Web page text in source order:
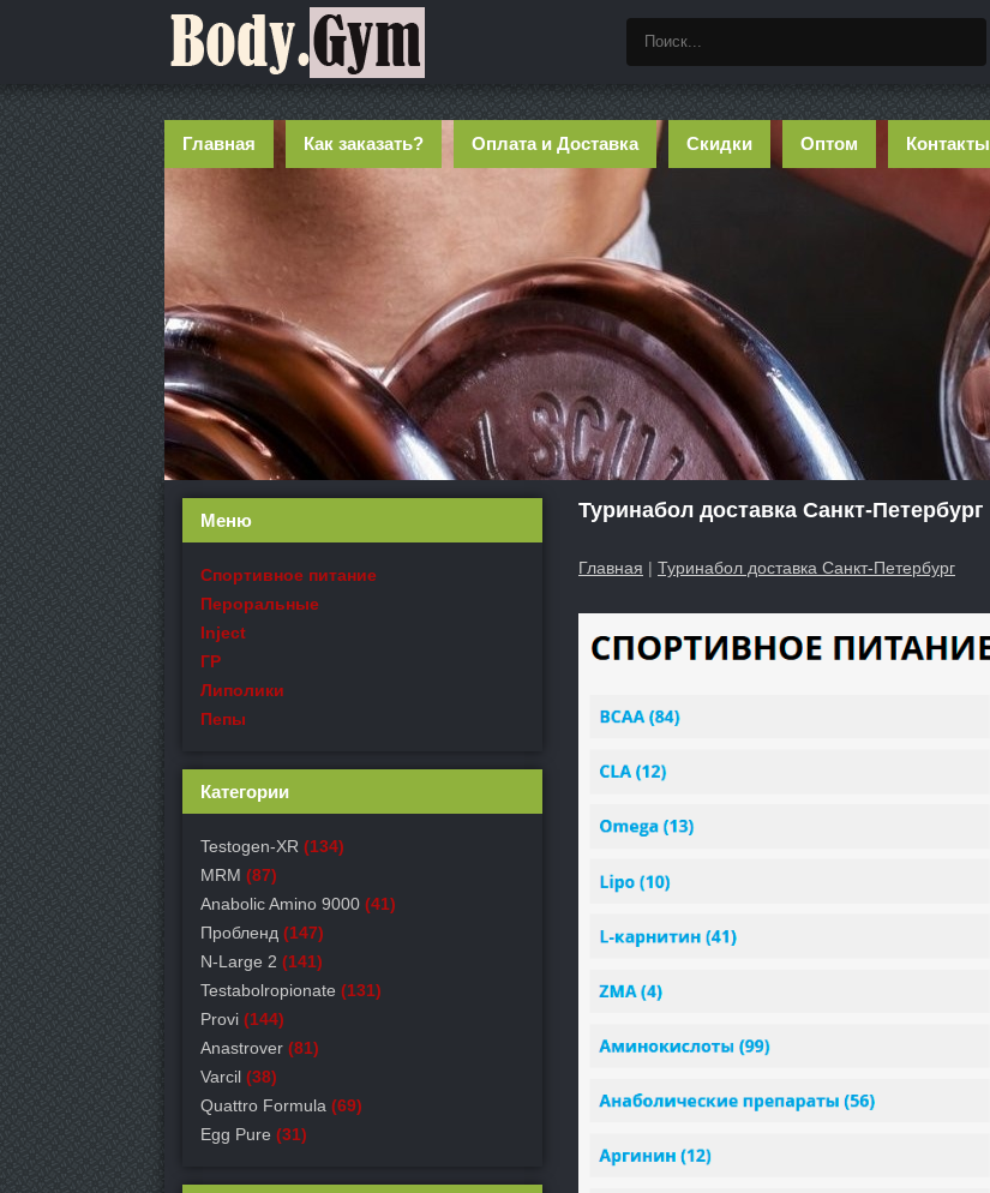
Главная Как заказать? Оплата и Доставка Скидки Оптом Контакты
Туринабол доставка Санкт-Петербург
Главная | Туринабол доставка Санкт-Петербург
Меню
Спортивное питание
Пероральные
Inject
ГР
Липолики
Пепы
Категории
Testogen-XR (134)
MRM (87)
Anabolic Amino 9000 (41)
Пробленд (147)
N-Large 2 (141)
Testabolropionate (131)
Provi (144)
Anastrover (81)
Varcil (38)
Quattro Formula (69)
Egg Pure (31)